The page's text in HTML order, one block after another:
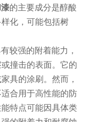
的主要成分是醇酸
化，可能包括树
较强的附着能力，
撞击的表面。它的
具的涂刷。然而，
合用于高性能的防
特点可能因具体类